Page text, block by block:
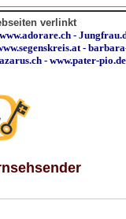
verlinkt
www.adorare.ch -
-
- www.pater-pio.de